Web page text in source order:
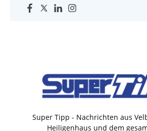
Super Tipp - Nachrichten aus
Heiligenhaus und dem